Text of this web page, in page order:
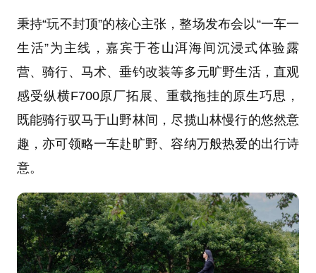
秉持“玩不封顶”的核心主张，整场发布会以“一车一
生活”为主线，嘉宾于苍山洱海间沉浸式体验露
营、骑行、马术、垂钓改装等多元旷野生活，直观
感受纵横F700原厂拓展、重载拖挂的原生巧思，
既能骑行驭马于山野林间，尽揽山林慢行的悠然意
趣，亦可领略一车赴旷野、容纳万般热爱的出行诗
意。